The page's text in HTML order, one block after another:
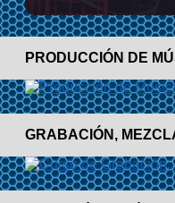
PRODUCCIÓN DE
GRABACIÓN,